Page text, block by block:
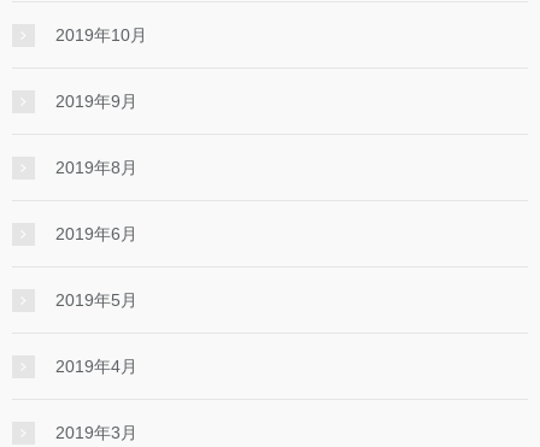
2019年10月
2019年9月
2019年8月
2019年6月
2019年5月
2019年4月
2019年3月